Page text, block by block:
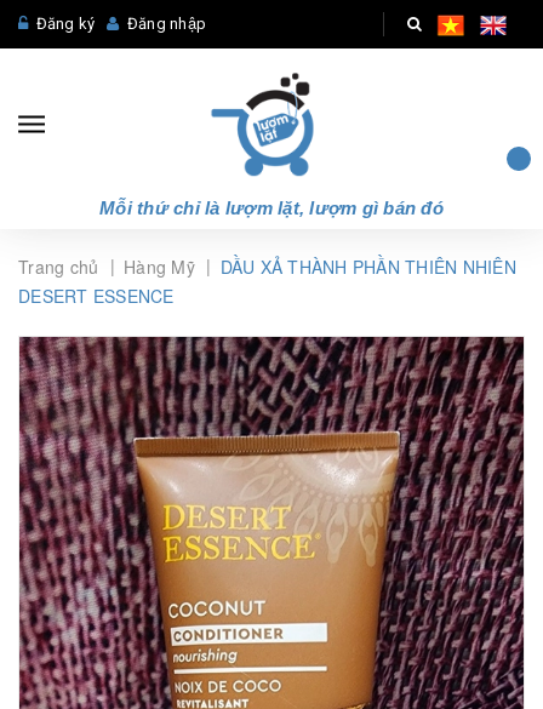
Đăng ký Đăng nhập
Mỗi thứ chỉ là lượm lặt, lượm gì bán đó
Trang chủ | Hàng Mỹ | DẦU XẢ THÀNH PHẦN THIÊN NHIÊN
DESERT ESSENCE